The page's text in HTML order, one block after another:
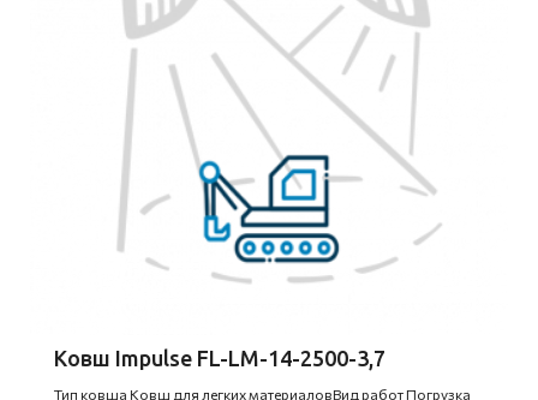
Ковш Impulse FL-LM-14-2500-3,7
Тип ковша Ковш для легких материаловВид работ Погрузка